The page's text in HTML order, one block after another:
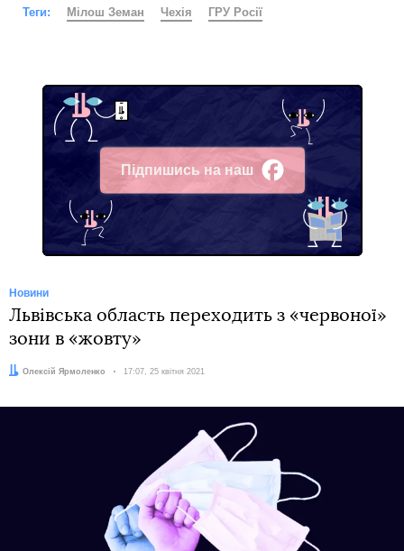
Теги: Мілош Земан Чехія ГРУ Росії
Підпишись на наш
Facebook
Новини
Львівська область переходить з «червоної»
зони в «жовту»
Автор:
Олексій Ярмоленко Дата:
17:07, 25 квітня 2021